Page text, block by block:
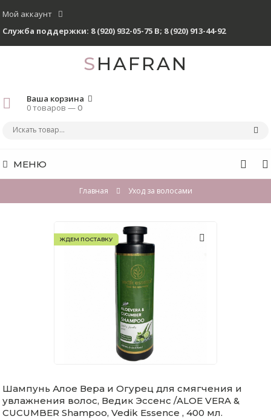
Мой аккаунт
Служба поддержки: 8 (920) 932-05-75 В; 8 (920) 913-44-92
SHAFRAN
Ваша корзина
0 товаров —0
МЕНЮ
Главная Уход за волосами
ЖДЕМ ПОСТАВКУ
Шампунь Алое Вера и Огурец для смягчения и
увлажнения волос, Ведик Эссенс /ALOE VERA &
CUCUMBER Shampoo, Vedik Essence , 400 мл.